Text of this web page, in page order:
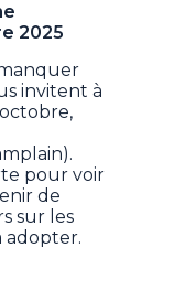
2025
invitent à
pour voir
de
sur les
adopter.